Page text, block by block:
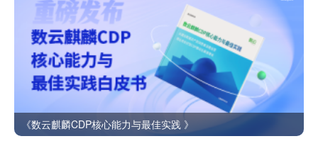
《数云麒麟CDP核心能力与最佳实践 》